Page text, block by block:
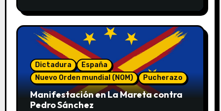
Dictadura
España
Nuevo Orden mundial (NOM)
Pucherazo
Manifestación en La Mareta contra
Pedro Sánchez